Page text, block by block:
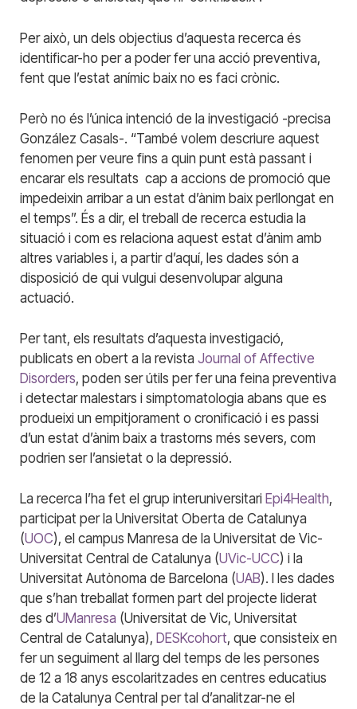
Per això, un dels objectius d’aquesta recerca és
identificar-ho per a poder fer una acció preventiva,
fent que l’estat anímic baix no es faci crònic.
Però no és l’única intenció de la investigació -precisa
González Casals-. “També volem descriure aquest
fenomen per veure fins a quin punt està passant i
encarar els resultats cap a accions de promoció que
impedeixin arribar a un estat d’ànim baix perllongat en
el temps”. És a dir, el treball de recerca estudia la
situació i com es relaciona aquest estat d’ànim amb
altres variables i, a partir d’aquí, les dades són a
disposició de qui vulgui desenvolupar alguna
actuació.
Per tant, els resultats d’aquesta investigació,
publicats en obert a la revista Journal of Affective
Disorders, poden ser útils per fer una feina preventiva
i detectar malestars i simptomatologia abans que es
produeixi un empitjorament o cronificació i es passi
d’un estat d’ànim baix a trastorns més severs, com
podrien ser l’ansietat o la depressió.
La recerca l’ha fet el grup interuniversitari Epi4Health,
participat per la Universitat Oberta de Catalunya
(UOC), el campus Manresa de la Universitat de Vic-
Universitat Central de Catalunya (UVic-UCC) i la
Universitat Autònoma de Barcelona (UAB). I les dades
que s’han treballat formen part del projecte liderat
des d’UManresa (Universitat de Vic, Universitat
Central de Catalunya), DESKcohort, que consisteix en
fer un seguiment al llarg del temps de les persones
de 12 a 18 anys escolaritzades en centres educatius
de la Catalunya Central per tal d’analitzar-ne el